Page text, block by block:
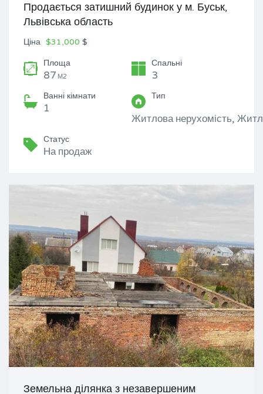
Продається затишний будинок у м. Буськ,
Львівська область
Ціна $31,000 $
Площа
87 М2
Спальні
3
Ванні кімнати
1
Тип
Житлова нерухомість,
Статус
На продаж
Земельна ділянка з незавершеним